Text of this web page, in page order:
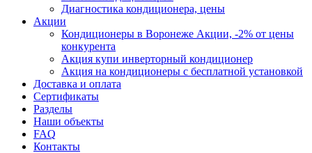
Диагностика кондиционера, цены
Акции
Кондиционеры в Воронеже Акции, -2% от цены
конкурента
Акция купи инверторный кондиционер
Акция на кондиционеры с бесплатной установкой
Доставка и оплата
Сертификаты
Разделы
Наши объекты
FAQ
Контакты